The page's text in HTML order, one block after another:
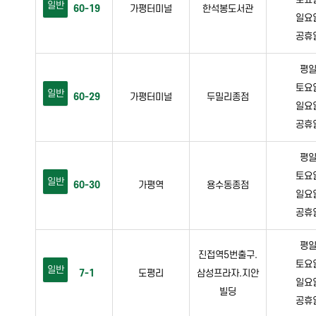
일반 60-19 가평터미널 한석봉도서관
일
공
일반 60-29 가평터미널 두밀리종점
평
토
일
공
일반 60-30 가평역 용수동종점
평
토
일
공
일반 7-1 도평리
진접역5번출구.
삼성프라자.지안
빌딩
평
토
일
공